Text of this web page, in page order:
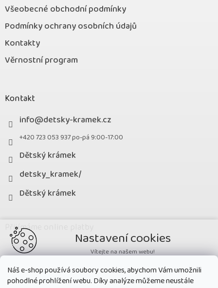
Náš e-shop používá soubory cookies, abychom Vám umožnili
pohodlné prohlížení webu. Díky analýze můžeme neustále
Všeobecné obchodní podmínky
Podmínky ochrany osobních údajů
Kontakty
Věrnostní program
Kontakt
info@detsky-kramek.cz
+420 723 053 937 po-pá 9:00-17:00
Dětský krámek
detsky_kramek/
Dětský krámek
Přijímáme online platby
Nastavení cookies
Vítejte na našem webu!
Potřebujeme nastavit cookies a související technologie, aby
zobrazovaný obsah odpovídal vašim potřebám a vy na webu nalezli
přesně to, co potřebujete. Soubory cookies používané na našem webu